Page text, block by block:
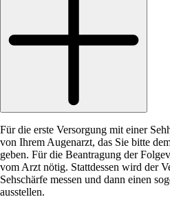
Für die erste Versorgung mit einer
von Ihrem Augenarzt, das Sie bitte
geben. Für die Beantragung der
vom Arzt nötig. Stattdessen wird der
Sehschärfe messen und dann einen
ausstellen.